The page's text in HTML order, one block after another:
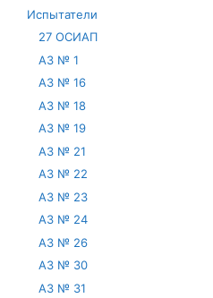
Испытатели
27 ОСИАП
АЗ № 1
АЗ № 16
АЗ № 18
АЗ № 19
АЗ № 21
АЗ № 22
АЗ № 23
АЗ № 24
АЗ № 26
АЗ № 30
АЗ № 31